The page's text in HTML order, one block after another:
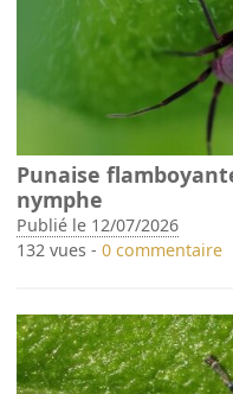
Punaise
nymphe
Publié le 12/07/2026
132 vues -0 commentaire